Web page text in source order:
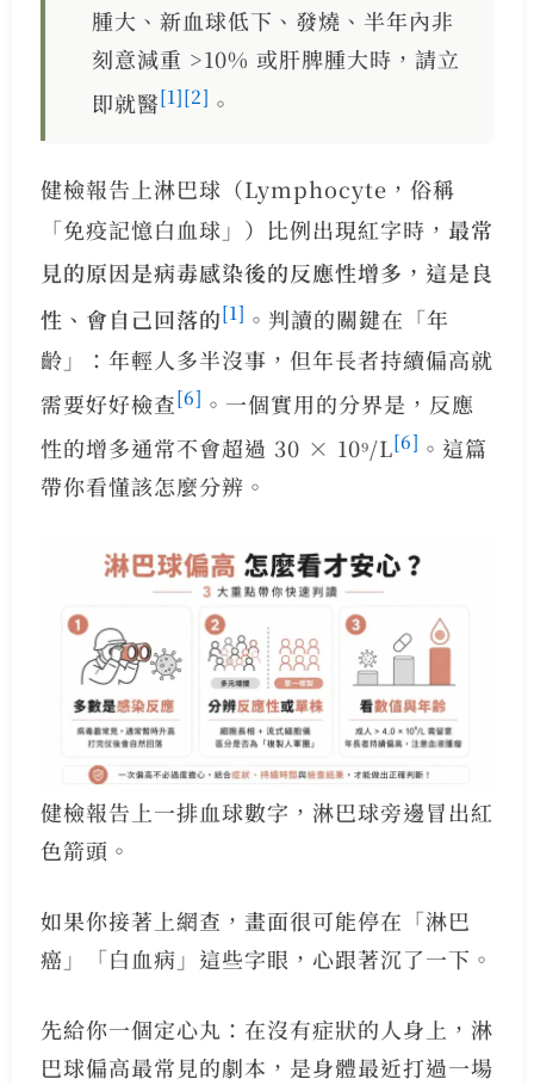
腫大、新血球低下、發燒、半年內非
刻意減重 >10% 或肝脾腫大時，請立
即就醫[1][2] 。
健檢報告上淋巴球（Lymphocyte，俗稱
「免疫記憶白血球」）比例出現紅字時， 最常
見的原因是病毒感染後的反應性增多，這是良
性、會自己回落的[1] 。判讀的關鍵在「年
齡」：年輕人多半沒事，但年長者持續偏高就
需要好好檢查[6] 。一個實用的分界是，反應
性的增多通常不會超過 30 × 10⁹/L[6] 。這篇
帶你看懂該怎麼分辨。
健檢報告上一排血球數字，淋巴球旁邊冒出紅
色箭頭。
如果你接著上網查，畫面很可能停在「淋巴
癌」「白血病」這些字眼，心跟著沉了一下。
先給你一個定心丸：在沒有症狀的人身上，淋
巴球偏高最常見的劇本，是身體最近打過一場